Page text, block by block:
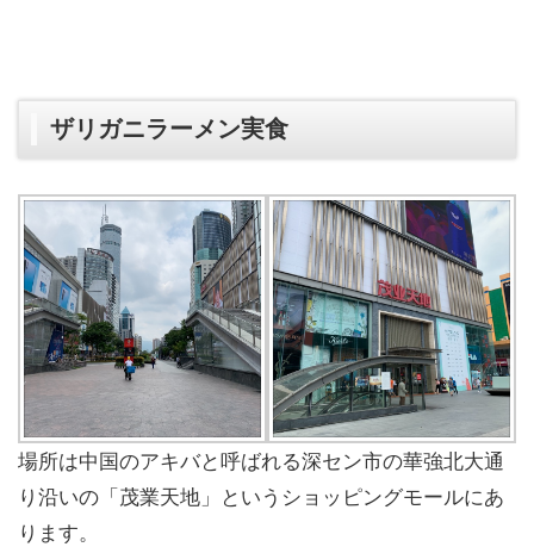
ザリガニラーメン実食
場所は中国のアキバと呼ばれる深セン市の華強北大通
り沿いの「茂業天地」というショッピングモールにあ
ります。